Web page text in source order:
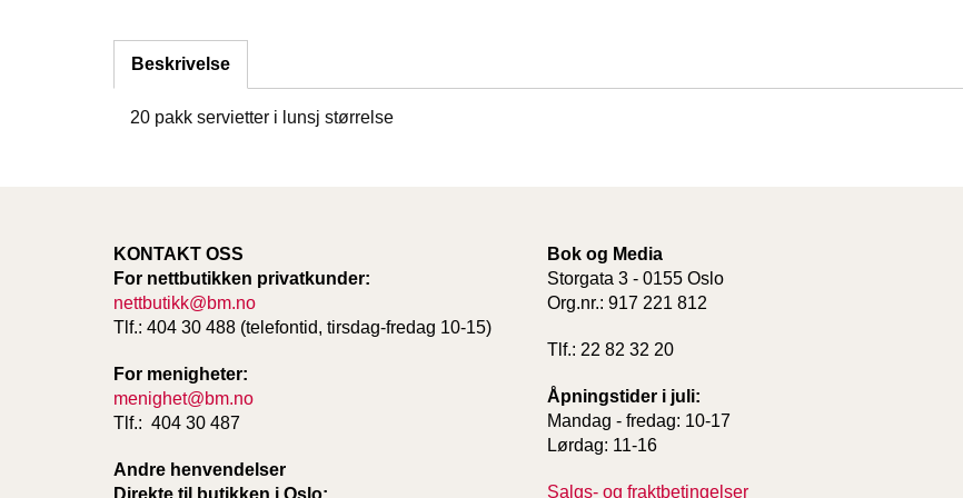
Beskrivelse
20 pakk servietter i lunsj størrelse
KONTAKT OSS
For nettbutikken privatkunder:
nettbutikk@bm.no
Tlf.: 404 30 488 (telefontid, tirsdag-fredag 10-15)
For menigheter:
menighet@bm.no
Tlf.: 404 30 487
Andre henvendelser
Direkte til butikken i Oslo:
Bok og Media
Storgata 3 - 0155 Oslo
Org.nr.: 917 221 812
Tlf.: 22 82 32 20
Åpningstider i juli:
Mandag - fredag: 10-17
Lørdag: 11-16
Salgs- og fraktbetingelser